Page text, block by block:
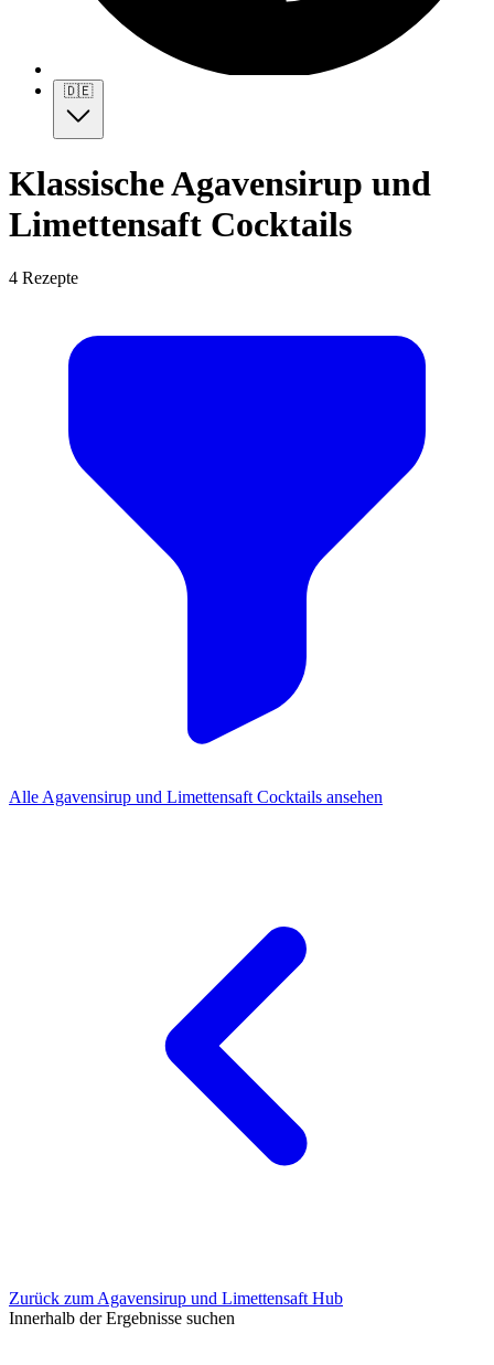
🇩🇪
Klassische Agavensirup und
Limettensaft Cocktails
4 Rezepte
Alle Agavensirup und Limettensaft Cocktails ansehen
Zurück zum Agavensirup und Limettensaft Hub
Innerhalb der Ergebnisse suchen